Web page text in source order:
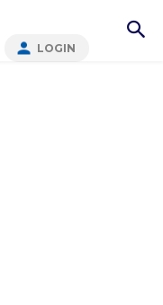
LOGIN